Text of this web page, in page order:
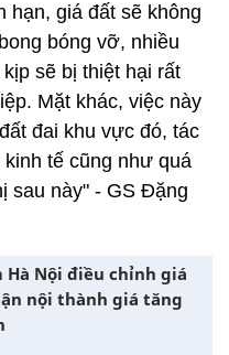
hạn, giá đất sẽ không
bóng vỡ, nhiều
sẽ bị thiệt hại rất
Mặt khác, việc này
đai khu vực đó, tác
tế cũng như quá
sau này" - GS Đặng
Hà Nội điều chỉnh giá
nội thành giá tăng